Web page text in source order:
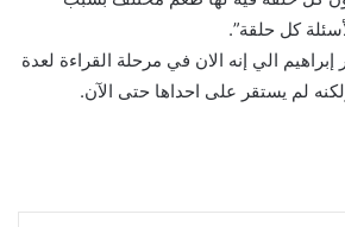
كل حلقة”.
إبراهيم الي إنه الان في مرحلة القراءة لعدة
لم يستقر على احداها حتى الآن.